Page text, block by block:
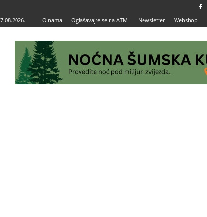
O nama Oglašavajte se na ATMI Newsletter Webshop